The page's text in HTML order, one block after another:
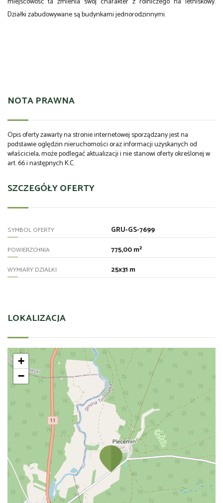
Działki zabudowywane są budynkami jednorodzinnymi.
NOTA PRAWNA
Opis oferty zawarty na stronie internetowej sporządzany jest na
podstawie oględzin nieruchomości oraz informacji uzyskanych od
właściciela, może podlegać aktualizacji i nie stanowi oferty określonej w
art. 66 i następnych K.C.
SZCZEGÓŁY OFERTY
SYMBOL OFERTY GRU-GS-7699
POWIERZCHNIA 775,00 m²
WYMIARY DZIAŁKI 25x31 m
LOKALIZACJA
+
−